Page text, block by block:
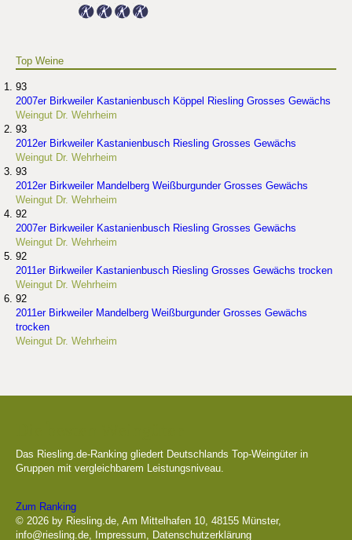
Top Weine
93
2007er Birkweiler Kastanienbusch Köppel Riesling Grosses Gewächs
Weingut Dr. Wehrheim
93
2012er Birkweiler Kastanienbusch Riesling Grosses Gewächs
Weingut Dr. Wehrheim
93
2012er Birkweiler Mandelberg Weißburgunder Grosses Gewächs
Weingut Dr. Wehrheim
92
2007er Birkweiler Kastanienbusch Riesling Grosses Gewächs
Weingut Dr. Wehrheim
92
2011er Birkweiler Kastanienbusch Riesling Grosses Gewächs trocken
Weingut Dr. Wehrheim
92
2011er Birkweiler Mandelberg Weißburgunder Grosses Gewächs
trocken
Weingut Dr. Wehrheim
Das Riesling.de-Ranking gliedert Deutschlands Top-Weingüter in
Gruppen mit vergleichbarem Leistungsniveau.
Zum Ranking
© 2026 by Riesling.de, Am Mittelhafen 10, 48155 Münster,
info@riesling.de, Impressum, Datenschutzerklärung